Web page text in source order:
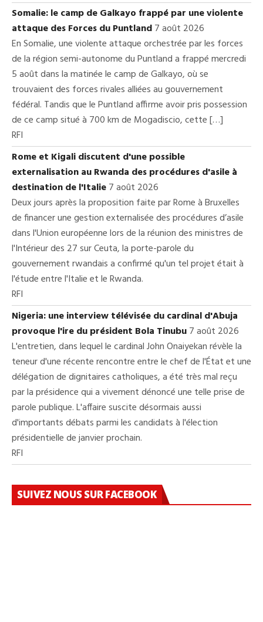
Somalie: le camp de Galkayo frappé par une violente
attaque des Forces du Puntland7 août 2026
En Somalie, une violente attaque orchestrée par les forces
de la région semi-autonome du Puntland a frappé mercredi
5 août dans la matinée le camp de Galkayo, où se
trouvaient des forces rivales alliées au gouvernement
fédéral. Tandis que le Puntland affirme avoir pris possession
de ce camp situé à 700 km de Mogadiscio, cette […]
RFI
Rome et Kigali discutent d'une possible
externalisation au Rwanda des procédures d'asile à
destination de l'Italie7 août 2026
Deux jours après la proposition faite par Rome à Bruxelles
de financer une gestion externalisée des procédures d’asile
dans l'Union européenne lors de la réunion des ministres de
l'Intérieur des 27 sur Ceuta, la porte-parole du
gouvernement rwandais a confirmé qu'un tel projet était à
l'étude entre l'Italie et le Rwanda.
RFI
Nigeria: une interview télévisée du cardinal d'Abuja
provoque l'ire du président Bola Tinubu7 août 2026
L'entretien, dans lequel le cardinal John Onaiyekan révèle la
teneur d'une récente rencontre entre le chef de l'État et une
délégation de dignitaires catholiques, a été très mal reçu
par la présidence qui a vivement dénoncé une telle prise de
parole publique. L'affaire suscite désormais aussi
d'importants débats parmi les candidats à l'élection
présidentielle de janvier prochain.
RFI
SUIVEZ NOUS SUR FACEBOOK